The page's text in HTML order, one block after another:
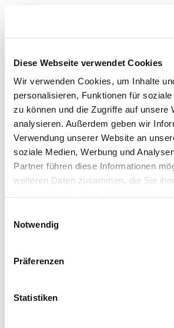
Diese Webseite verwendet Cookies
Wir verwenden Cookies, um Inhalte
personalisieren, Funktionen für
zu können und die Zugriffe auf unsere
analysieren. Außerdem geben wir
Verwendung unserer Website an
soziale Medien, Werbung und
Partner führen diese Informationen
weiteren Daten zusammen, die Sie
Notwendig
Präferenzen
Statistiken
Startseite der Fachabteilung
Schleswig-Holstein,
Kiel
© Deutsches Krankenhaus
Impressum